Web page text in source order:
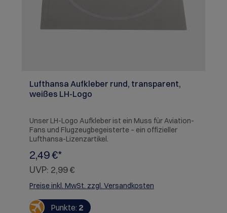
Lufthansa Aufkleber rund, transparent,
weißes LH-Logo
Unser LH-Logo Aufkleber ist ein Muss für Aviation-
Fans und Flugzeugbegeisterte – ein offizieller
Lufthansa-Lizenzartikel.
2,49 €*
UVP: 2,99 €
Preise inkl. MwSt. zzgl. Versandkosten
Punkte: 2